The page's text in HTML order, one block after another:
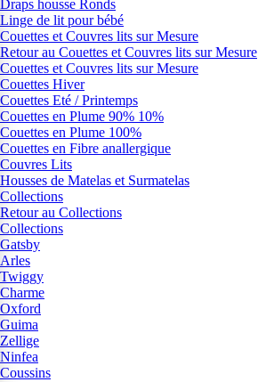
Draps housse Ronds
Linge de lit pour bébé
Couettes et Couvres lits sur Mesure
Retour au Couettes et Couvres lits sur Mesure
Couettes et Couvres lits sur Mesure
Couettes Hiver
Couettes Eté / Printemps
Couettes en Plume 90% 10%
Couettes en Plume 100%
Couettes en Fibre anallergique
Couvres Lits
Housses de Matelas et Surmatelas
Collections
Retour au Collections
Collections
Gatsby
Arles
Twiggy
Charme
Oxford
Guima
Zellige
Ninfea
Coussins